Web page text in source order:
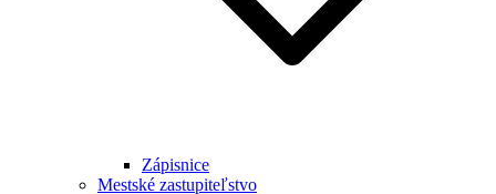
Zápisnice
Mestské zastupiteľstvo